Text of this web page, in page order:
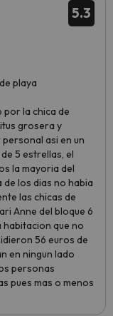
5.3
playa
por la chica de
grosera y
asi en un
5 estrellas, el
la mayoria del
los dias no habia
las chicas de
Anne del bloque 6
habitacion que no
56 euros de
en ningun lado
personas
pues mas o menos